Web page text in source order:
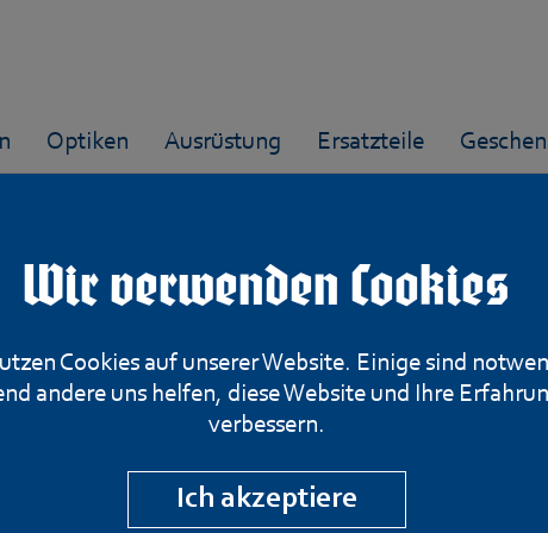
Wir verwenden Cookies
Cookies auf unserer Website. Einige sind
andere uns helfen, diese Website und Ihre
verbessern.
Ich akzeptiere
Optiken Ausrüstung Ersatzteile
Eddystone P17
Kal. .30-06 von
Artikelnummer: 699-200625